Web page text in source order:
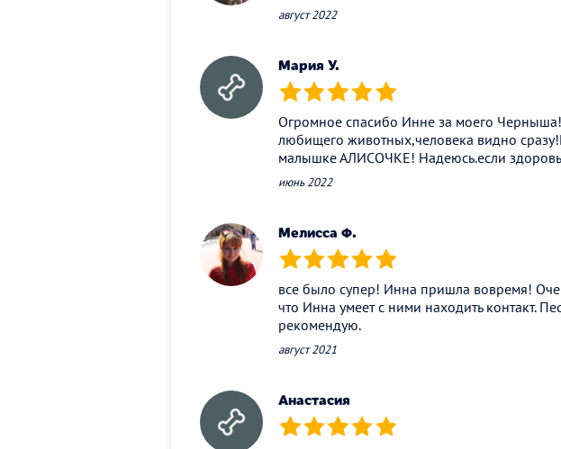
август 2022
Мария У.
(*) (*) (*) (*) (*)
Огромное спасибо Инне за моего
любищего животных,человека видно
малышке АЛИСОЧКЕ! Надеюсь.если
июнь 2022
Мелисса Ф.
(*) (*) (*) (*) (*)
все было супер! Инна пришла вовремя!
что Инна умеет с ними находить контакт.
рекомендую.
август 2021
Анастасия
(*) (*) (*) (*) (*)